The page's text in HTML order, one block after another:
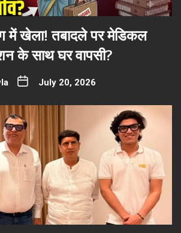
में खेला! तबादले पर मेडिकल
के साथ घर वापसी?
July 20, 2026